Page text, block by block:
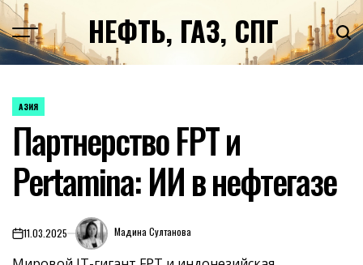
Перейти
к
содержимомуНЕФТЬ, ГАЗ, СПГ
ОПУБЛИКОВАНО
АЗИЯ
Партнерство FPT и
Pertamina: ИИ в нефтегазе
on11.03.2025 Мадина Султанова